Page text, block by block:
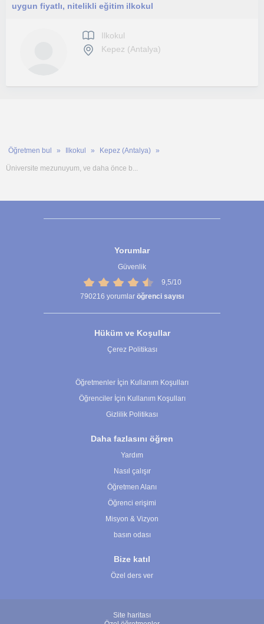
uygun fiyatlı, nitelikli eğitim ilkokul
Ilkokul
Kepez (Antalya)
Öğretmen bul Ilkokul Kepez (Antalya)
Üniversite mezunuyum, ve daha önce b...
Yorumlar
Güvenlik
9,5/10
790216 yorumlar öğrenci sayısı
Hüküm ve Koşullar
Çerez Politikası
Öğretmenler İçin Kullanım Koşulları
Öğrenciler İçin Kullanım Koşulları
Gizlilik Politikası
Daha fazlasını öğren
Yardım
Nasıl çalışır
Öğretmen Alanı
Öğrenci erişimi
Misyon & Vizyon
basın odası
Bize katıl
Özel ders ver
Site haritası